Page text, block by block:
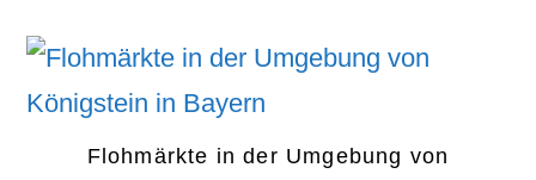
Flohmärkte in der Umgebung von